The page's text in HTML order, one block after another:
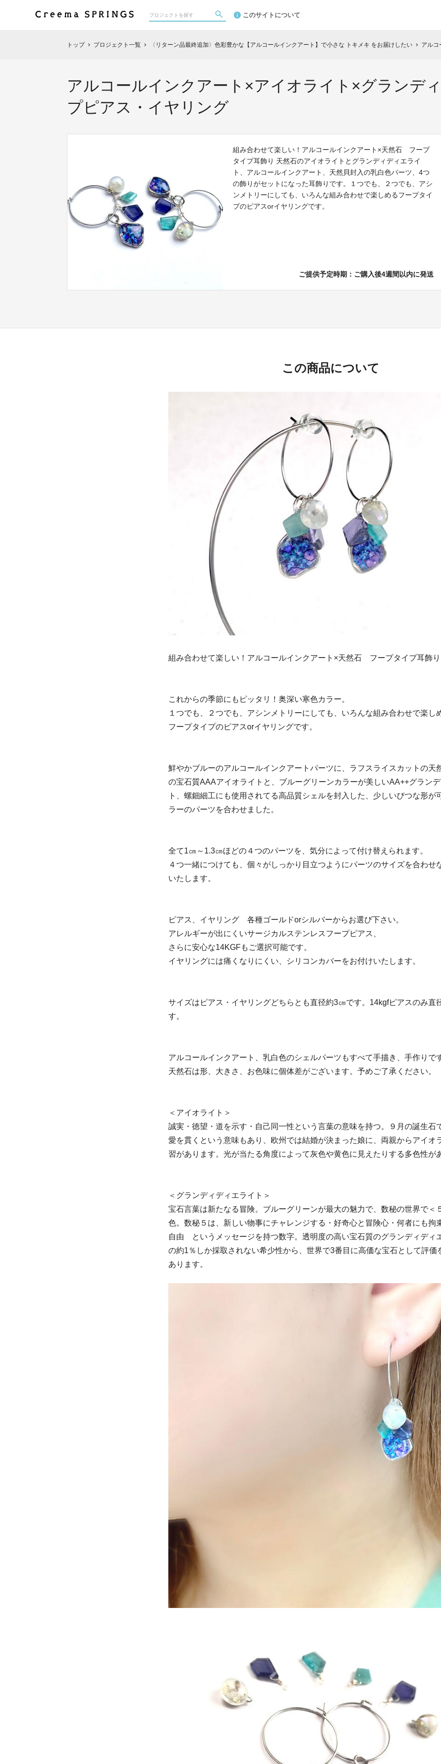
このサイトについて
トップ chevron_right プロジェクト一覧 chevron_right 〈リターン品最終追加〉色彩豊かな【アルコールインクアート】で小さな トキメキ をお届けしたい chevron_right アルコー
アルコールインクアート×アイオライト×グランデ
プピアス・イヤリング
組み合わせて楽しい！アルコールインクアート×天然石 フープ
タイプ耳飾り 天然石のアイオライトとグランディディエライ
ト、アルコールインクアート、天然貝封入の乳白色パーツ、4つ
の飾りがセットになった耳飾りです。１つでも、２つでも、アシ
ンメトリーにしても、いろんな組み合わせで楽しめるフープタイ
プのピアスorイヤリングです。
ご提供予定時期：ご購入後4週間以内に発送
この商品について
組み合わせて楽しい！アルコールインクアート×天然石 フープタイプ耳飾り
これからの季節にもピッタリ！奥深い寒色カラー。
１つでも、２つでも、アシンメトリーにしても、いろんな組み合わせで楽し
フープタイプのピアスorイヤリングです。
鮮やかブルーのアルコールインクアートパーツに、ラフスライスカットの天
の宝石質AAAアイオライトと、ブルーグリーンカラーが美しいAA++グラン
ト、螺鈿細工にも使用されてる高品質シェルを封入した、少しいびつな形が
ラーのパーツを合わせました。
全て1㎝～1.3㎝ほどの４つのパーツを、気分によって付け替えられます。
４つ一緒につけても、個々がしっかり目立つようにパーツのサイズを合わせ
いたします。
ピアス、イヤリング 各種ゴールドorシルバーからお選び下さい。
アレルギーが出にくいサージカルステンレスフープピアス、
さらに安心な14KGFもご選択可能です。
イヤリングには痛くなりにくい、シリコンカバーをお付けいたします。
サイズはピアス・イヤリングどちらとも直径約3㎝です。14kgfピアスのみ直
す。
アルコールインクアート、乳白色のシェルパーツもすべて手描き、手作りで
天然石は形、大きさ、お色味に個体差がございます。予めご了承ください。
＜アイオライト＞
誠実・徳望・道を示す・自己同一性という言葉の意味を持つ。９月の誕生石
愛を貫くという意味もあり、欧州では結婚が決まった娘に、両親からアイオ
習があります。光が当たる角度によって灰色や黄色に見えたりする多色性が
＜グランディディエライト＞
宝石言葉は新たなる冒険。ブルーグリーンが最大の魅力で、数秘の世界で＜
色。数秘５は、新しい物事にチャレンジする・好奇心と冒険心・何者にも拘
自由 というメッセージを持つ数字。透明度の高い宝石質のグランディディ
の約1％しか採取されない希少性から、世界で3番目に高価な宝石として評価
あります。